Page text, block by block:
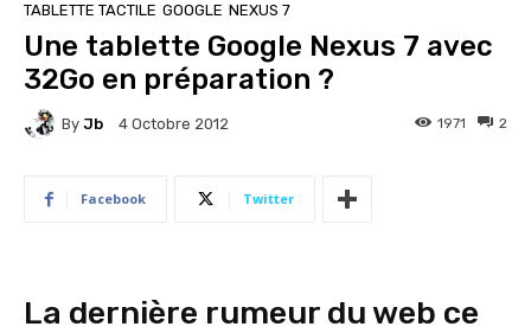
TABLETTE TACTILE GOOGLE NEXUS 7
Une tablette Google Nexus 7 avec
32Go en préparation ?
By Jb 4 Octobre 2012 2
1971
Facebook Twitter
La dernière rumeur du web ce